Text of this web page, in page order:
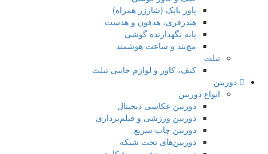
پاور بانک (شارژر همراه)
هندزفری، هدفون و هدست
پایه نگهدارنده گوشی
مچ‌بند و ساعت هوشمند
تبلت
کیف، کاور و لوازم جانبی تبلت
دوربین
انواع دوربین
دوربین عکاسی دیجیتال
دوربین ورزشی و فیلم‌برداری
دوربین چاپ سریع
دوربین‌های تحت شبکه